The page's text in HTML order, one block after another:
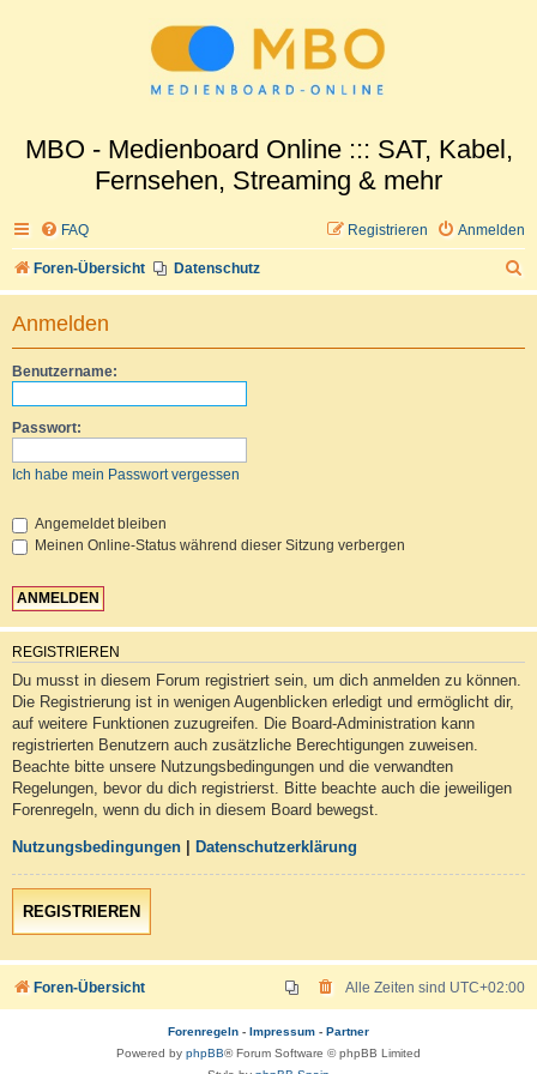
MBO - Medienboard Online ::: SAT, Kabel,
Fernsehen, Streaming & mehr
FAQ Anmelden
Registrieren
Foren-Übersicht Datenschutz
u
Anmelden
Benutzername:
Passwort:
Ich habe mein Passwort vergessen
Angemeldet bleiben
Meinen Online-Status während dieser Sitzung verbergen
REGISTRIEREN
Du musst in diesem Forum registriert sein, um dich anmelden zu können.
Die Registrierung ist in wenigen Augenblicken erledigt und ermöglicht dir,
auf weitere Funktionen zuzugreifen. Die Board-Administration kann
registrierten Benutzern auch zusätzliche Berechtigungen zuweisen.
Beachte bitte unsere Nutzungsbedingungen und die verwandten
Regelungen, bevor du dich registrierst. Bitte beachte auch die jeweiligen
Forenregeln, wenn du dich in diesem Board bewegst.
Nutzungsbedingungen Datenschutzerklärung
REGISTRIEREN
Foren-Übersicht Alle Zeiten sind UTC+02:00
Forenregeln - Impressum - Partner
Powered by phpBB® Forum Software © phpBB Limited